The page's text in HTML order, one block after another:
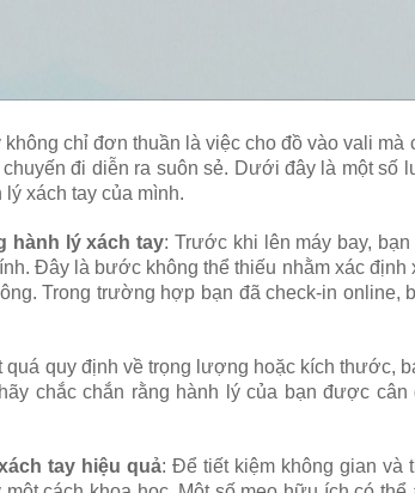
chỉ đơn thuần là việc cho đồ vào vali mà
đi diễn ra suôn sẻ. Dưới đây là một số
xách tay của mình.
hành lý xách tay: Trước khi lên máy bay,
Đây là bước không thể thiếu nhằm xác định
Trong trường hợp bạn đã check-in online,
quá quy định về trọng lượng hoặc kích thước,
chắc chắn rằng hành lý của bạn được
tay hiệu quả: Để tiết kiệm không gian và